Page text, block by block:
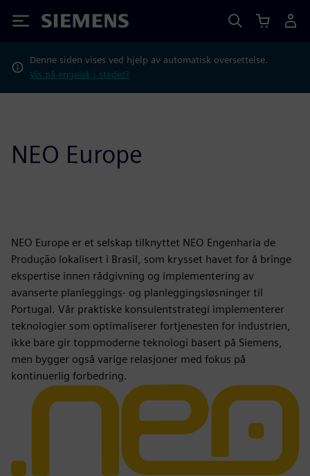
Siemens
Denne siden vises ved hjelp av automatisk oversettelse.
Vis på engelsk i stedet?
NEO Europe
NEO Europe er et selskap tilknyttet NEO Engenharia de
Produção lokalisert i Brasil, som krysset havet for å bringe
ekspertise innen rådgivning og implementering av
avanserte planleggings- og planleggingsløsninger til
Portugal. Vår praktiske konsulentstrategi implementerer
teknologier som optimaliserer fortjenesten for industrien,
ikke bare gir toppmoderne teknologi basert på Siemens,
men bygger også varige relasjoner med fokus på
kontinuerlig forbedring.